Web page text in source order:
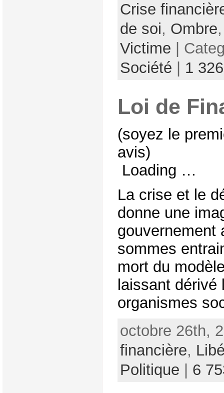
Crise
de soi, Ombre
Victime |
Société
1
Loi de
(soyez le
avis)
Loading …
La crise et le
donne une
gouvernement
sommes
mort du
laissant
organismes
octobre 26th,
financière,
Politique | 6